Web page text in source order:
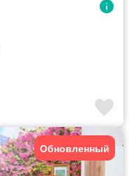
Обновленный